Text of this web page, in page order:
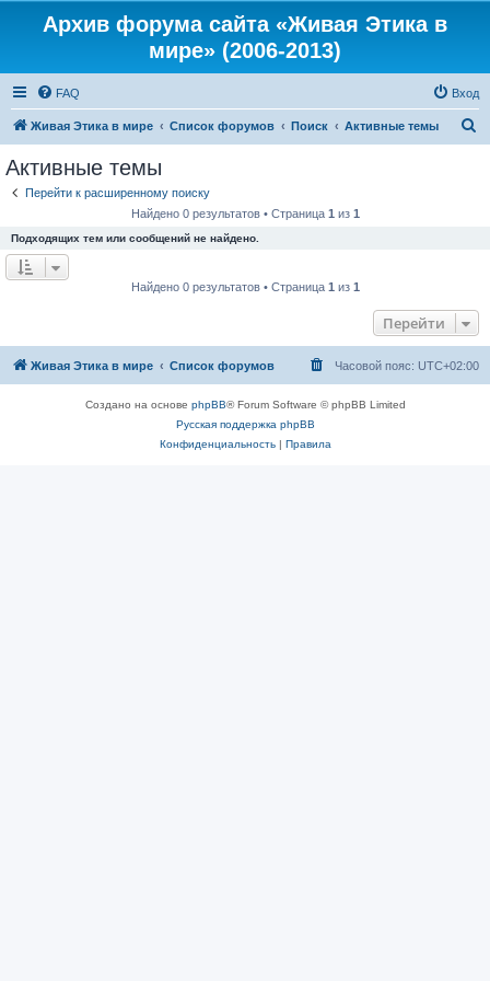
Архив форума сайта «Живая Этика в
мире» (2006-2013)
FAQ Вход
Живая Этика в мире Список форумов Поиск Активные темы
Активные темы
Перейти к расширенному поиску
Найдено 0 результатов • Страница 1 из 1
Подходящих тем или сообщений не найдено.
Найдено 0 результатов • Страница 1 из 1
Перейти
Живая Этика в мире Список форумов Часовой пояс: UTC+02:00
Создано на основе phpBB® Forum Software © phpBB Limited
Русская поддержка phpBB
Конфиденциальность| Правила